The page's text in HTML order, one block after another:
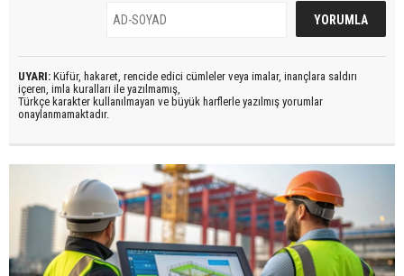
UYARI: Küfür, hakaret, rencide edici cümleler veya imalar, inançlara saldırı
içeren, imla kuralları ile yazılmamış,
Türkçe karakter kullanılmayan ve büyük harflerle yazılmış yorumlar
onaylanmamaktadır.